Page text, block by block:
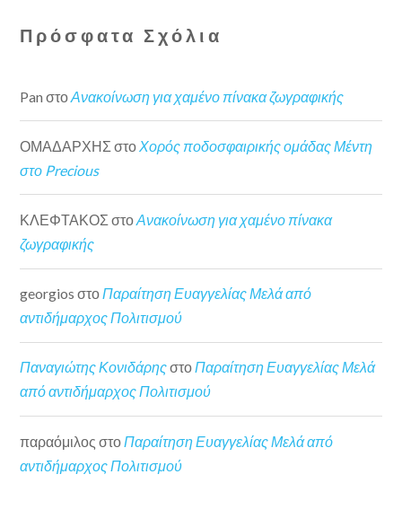
Πρόσφατα Σχόλια
Pan στοΑνακοίνωση για χαμένο πίνακα ζωγραφικής
ΟΜΑΔΑΡΧΗΣ στοΧορός ποδοσφαιρικής ομάδας Μέντη
στο Precious
ΚΛΕΦΤΑΚΟΣ στοΑνακοίνωση για χαμένο πίνακα
ζωγραφικής
georgios στοΠαραίτηση Ευαγγελίας Μελά από
αντιδήμαρχος Πολιτισμού
Παναγιώτης ΚονιδάρηςστοΠαραίτηση Ευαγγελίας Μελά
από αντιδήμαρχος Πολιτισμού
παραόμιλος στο Παραίτηση Ευαγγελίας Μελά από
αντιδήμαρχος Πολιτισμού